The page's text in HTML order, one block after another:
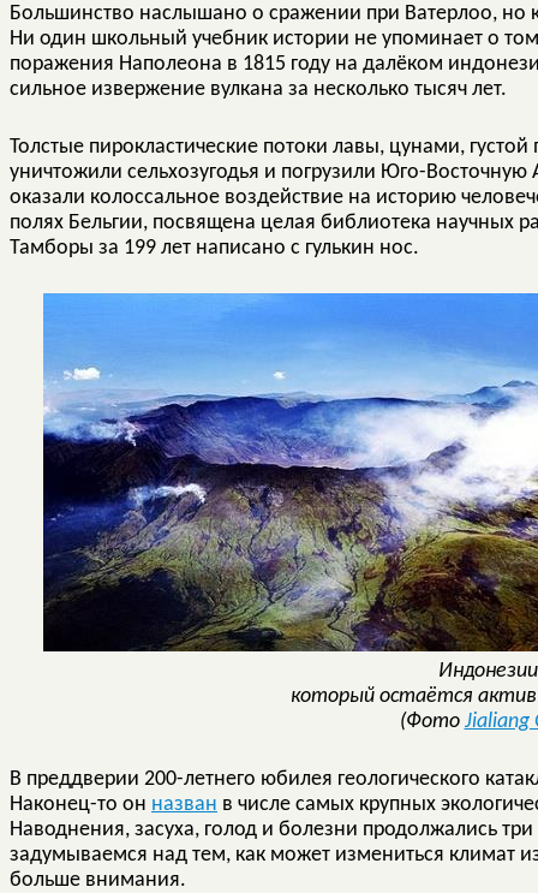
Большинство наслышано о сражении при Ватерлоо, но
Ни один школьный учебник истории не упоминает о
поражения Наполеона в 1815 году на далёком
сильное извержение вулкана за несколько тысяч лет.
Толстые пирокластические потоки лавы, цунами,
уничтожили сельхозугодья и погрузили Юго-
оказали колоссальное воздействие на историю
полях Бельгии, посвящена целая библиотека научных
Тамборы за 199 лет написано с гулькин нос.
который остаётся
(Фото Jialiang
В преддверии 200-летнего юбилея геологического
Наконец-то он назван в числе самых крупных
Наводнения, засуха, голод и болезни продолжались
задумываемся над тем, как может измениться климат
больше внимания.